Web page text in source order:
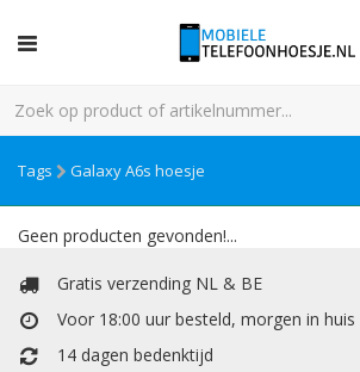
Tags Galaxy A6s hoesje
Geen producten gevonden!...
Gratis verzending NL & BE
Voor 18:00 uur besteld, morgen in huis
14 dagen bedenktijd